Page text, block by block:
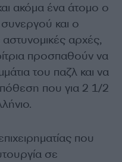
ακόμα ένα άτομο ο
και ο
αστυνομικές αρχές,
προσπαθούν να
του παζλ και να
που για 2 1/2
που
σε